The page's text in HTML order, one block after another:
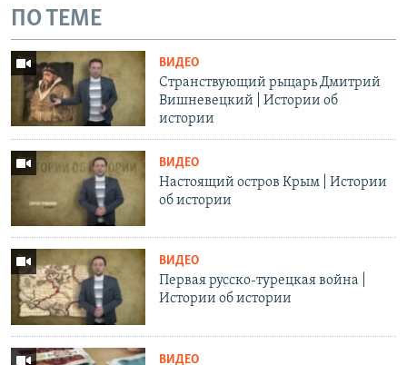
ПО ТЕМЕ
ВИДЕО
Странствующий рыцарь Дмитрий
Вишневецкий | Истории об
истории
ВИДЕО
Настоящий остров Крым | Истории
об истории
ВИДЕО
Первая русско-турецкая война |
Истории об истории
ВИДЕО